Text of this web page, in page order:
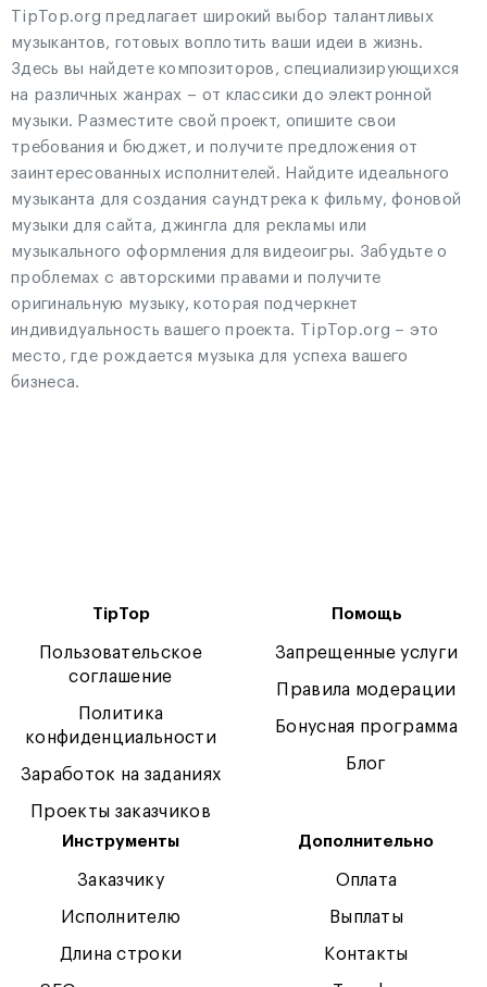
TipTop.org предлагает широкий выбор талантливых
музыкантов, готовых воплотить ваши идеи в жизнь.
Здесь вы найдете композиторов, специализирующихся
на различных жанрах – от классики до электронной
музыки. Разместите свой проект, опишите свои
требования и бюджет, и получите предложения от
заинтересованных исполнителей. Найдите идеального
музыканта для создания саундтрека к фильму, фоновой
музыки для сайта, джингла для рекламы или
музыкального оформления для видеоигры. Забудьте о
проблемах с авторскими правами и получите
оригинальную музыку, которая подчеркнет
индивидуальность вашего проекта. TipTop.org – это
место, где рождается музыка для успеха вашего
бизнеса.
TipTop
Пользовательское
соглашение
Политика
конфиденциальности
Заработок на заданиях
Проекты заказчиков
Помощь
Запрещенные услуги
Правила модерации
Бонусная программа
Блог
Инструменты
Заказчику
Исполнителю
Длина строки
Дополнительно
Оплата
Выплаты
Контакты